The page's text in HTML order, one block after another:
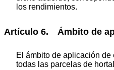
los rendimientos.
Artículo 6. Ámbito de
El ámbito de aplicación
todas las parcelas de